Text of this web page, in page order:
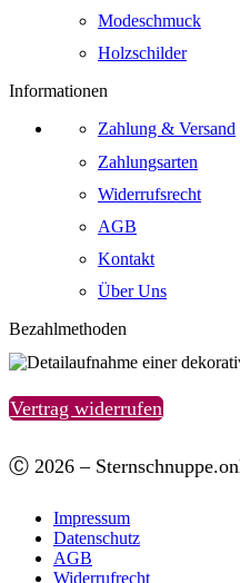
Modeschmuck
Holzschilder
Informationen
Zahlung & Versand
Zahlungsarten
Widerrufsrecht
AGB
Kontakt
Über Uns
Bezahlmethoden
Vertrag widerrufen
Ⓒ 2026 –
Impressum
Datenschutz
AGB
Widerrufrecht